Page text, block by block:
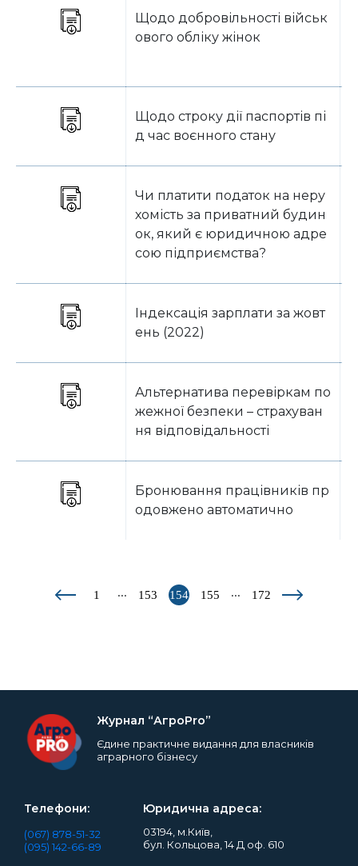
Щодо добровільності військ
ового обліку жінок
Щодо строку дії паспортів пі
д час воєнного стану
Чи платити податок на неру
хомість за приватний будин
ок, який є юридичною адре
сою підприємства?
Індексація зарплати за жовт
ень (2022)
Альтернатива перевіркам по
жежної безпеки – страхуван
ня відповідальності
Бронювання працівників пр
одовжено автоматично
1 ... 153 154 155 ... 172
Журнал “АгроPro”
Єдине практичне видання для власників
аграрного бізнесу
Юридична адреса:
03194, м.Київ,
бул. Кольцова, 14 Д оф. 610
Телефони:
(067) 878-51-32
(095) 142-66-89